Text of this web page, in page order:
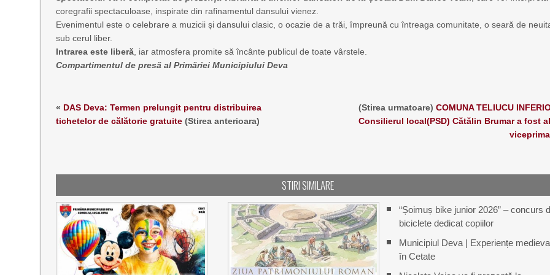
coregrafii spectaculoase, inspirate din rafinamentul dansului vienez.
Evenimentul este o celebrare a muzicii și dansului clasic, o ocazie de a trăi, împreună cu întreaga comunitate, o seară de
sub cerul liber.
Intrarea este liberă , iar atmosfera promite să încânte publicul de toate vârstele.
Compartimentul de presă al Primăriei Municipiului Deva
« DAS Deva: Termen prelungit pentru distribuirea
tichetelor de călătorie gratuite (Stirea anterioara)
(Stirea urmatoare) COMUNA TELIUCU
Consilierul local(PSD) Cătălin Brumar a fost
STIRI SIMILARE
“Șoimuș bike junior 2026” – concurs
biciclete dedicat copiilor
Municipiul Deva | Experiențe
în Cetate